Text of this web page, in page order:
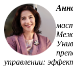
управлении: